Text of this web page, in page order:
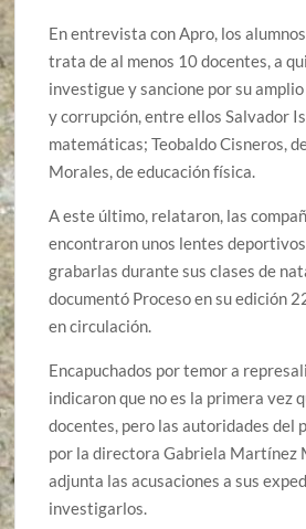
En entrevista con Apro, los
trata de al menos 10 docentes, a
investigue y sancione por su
y corrupción, entre ellos Salvador
matemáticas; Teobaldo Cisneros,
Morales, de educación física.
A este último, relataron, las
encontraron unos lentes
grabarlas durante sus clases de
documentó Proceso en su edición
en circulación.
Encapuchados por temor a
indicaron que no es la primera vez
docentes, pero las autoridades del
por la directora Gabriela Martínez
adjunta las acusaciones a sus
investigarlos.